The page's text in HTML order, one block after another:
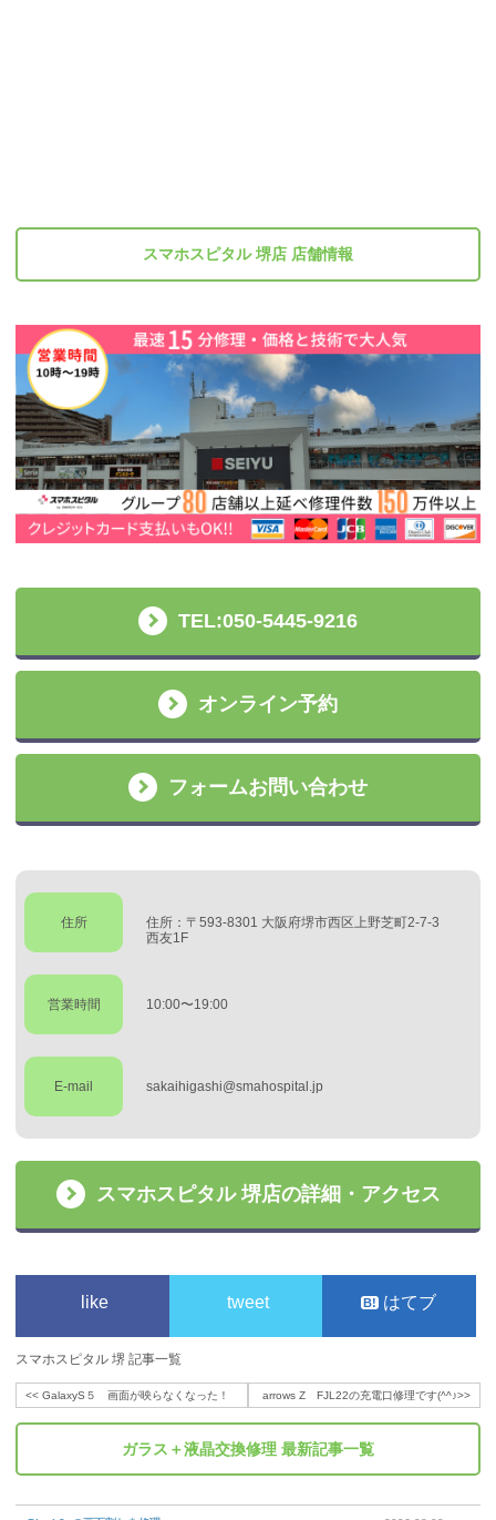
スマホスピタル 堺店 店舗情報
TEL:050-5445-9216
オンライン予約
フォームお問い合わせ
住所
住所：〒593-8301 大阪府堺市西区上野芝町2-7-3
西友1F
営業時間 10:00〜19:00
E-mail sakaihigashi@smahospital.jp
スマホスピタル 堺店の詳細・アクセス
like tweet はてブ
スマホスピタル 堺 記事一覧
<<GalaxyS５ 画面が映らなくなった！ arrows Z FJL22の充電口修理です(^^♪>>
ガラス＋液晶交換修理 最新記事一覧